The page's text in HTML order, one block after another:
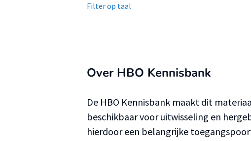
Filter op taal
Over HBO Kennisbank
De HBO Kennisbank maakt dit
beschikbaar voor uitwisseling en
hierdoor een belangrijke